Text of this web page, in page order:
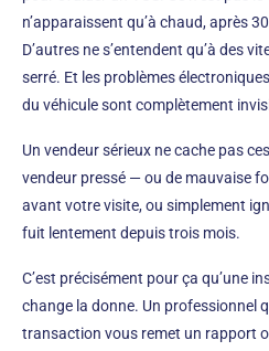
n’apparaissent qu’à chaud, après
D’autres ne s’entendent qu’à des
serré. Et les problèmes
du véhicule sont complètement
Un vendeur sérieux ne cache pas
vendeur pressé — ou de mauvaise
avant votre visite, ou simplement
fuit lentement depuis trois mois.
C’est précisément pour ça qu’une
change la donne. Un professionnel
transaction vous remet un rapport